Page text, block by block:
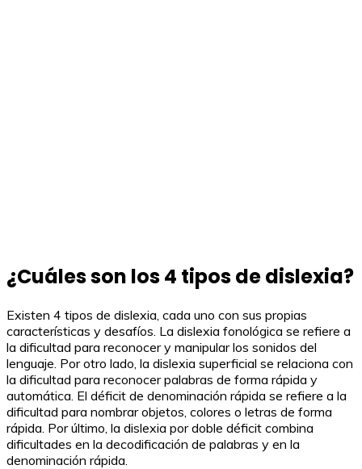
¿Cuáles son los 4 tipos de dislexia?
Existen 4 tipos de dislexia, cada uno con sus propias
características y desafíos. La dislexia fonológica se refiere a
la dificultad para reconocer y manipular los sonidos del
lenguaje. Por otro lado, la dislexia superficial se relaciona con
la dificultad para reconocer palabras de forma rápida y
automática. El déficit de denominación rápida se refiere a la
dificultad para nombrar objetos, colores o letras de forma
rápida. Por último, la dislexia por doble déficit combina
dificultades en la decodificación de palabras y en la
denominación rápida.